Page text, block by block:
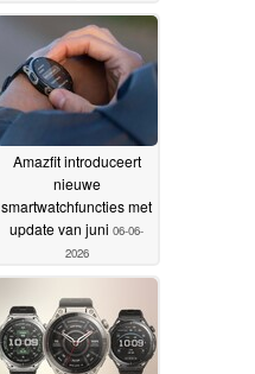
06-2026
Amazfit introduceert
nieuwe
smartwatchfuncties met
update van juni 06-06-
2026